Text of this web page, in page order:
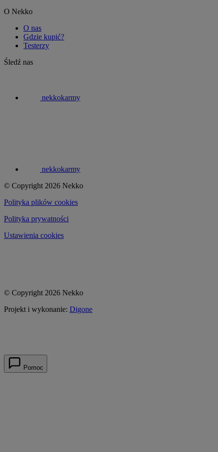
O Nekko
O nas
Gdzie kupić?
Testerzy
Śledź nas
nekkokarmy
nekkokarmy
© Copyright 2026 Nekko
Polityka plików cookies
Polityka prywatności
Ustawienia cookies
© Copyright 2026 Nekko
Projekt i wykonanie: Digone
Pomoc